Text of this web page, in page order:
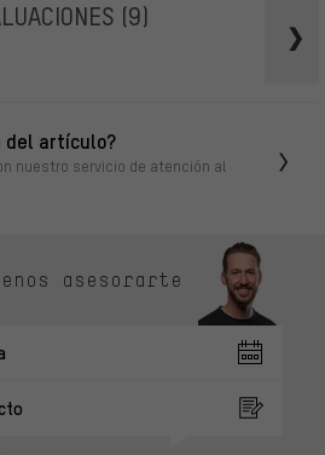
(9)
del artículo?
nuestro servicio de atención al
asesorarte